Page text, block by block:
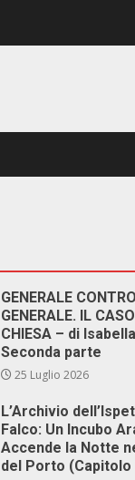
GENERALE CONTRO
GENERALE. IL
CHIESA – di
Seconda parte
25 Luglio 2026
L’Archivio
Falco: Un Incubo
Accende la Notte
del Porto (Capitolo